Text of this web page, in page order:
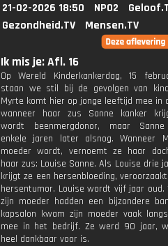
21-02-2026 18:50 NPO2
Gezondheid.TV
Mensen.TV
Ik mis je: Afl. 16
Op Wereld Kinderkankerdag, 15
staan we stil bij de gevolgen van
Myrte komt hier op jonge leeftijd mee in
wanneer haar zus Sanne kanker
wordt beenmergdonor, maar
enkele jaren later alsnog. Wanneer
moeder wordt, vernoemt ze haar
haar zus: Louise Sanne. Als Louise drie
krijgt ze een hersenbloeding,
hersentumor. Louise wordt vijf jaar oud.
zijn moeder hadden een bijzondere
kapsalon kwam zijn moeder vaak
mee in het bedrijf. Ze werd 90 jaar,
heel dankbaar voor is.